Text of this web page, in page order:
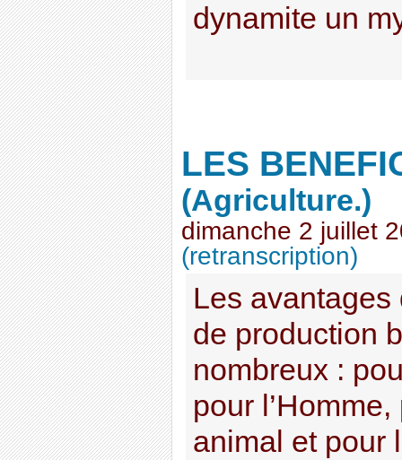
dynamite un
LES
(Agriculture.)
dimanche 2 juillet
(retranscription)
Les
de production
nombreux :
pour
animal et pour